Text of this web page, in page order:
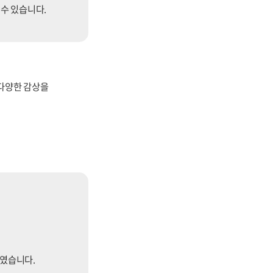
있습니다.
양한 감상을
습니다.